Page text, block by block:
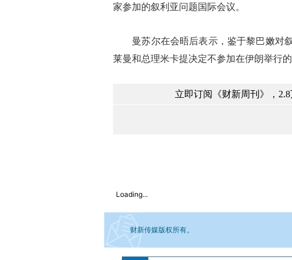
家参加的叙利亚问题国际会议。
曼苏尔在会晤后表示，鉴于黎巴嫩对
莱曼和总理米卡提决定不参加在伊朗举行
立即订阅《财新周刊》，
Loading...
财新传媒版权所有。